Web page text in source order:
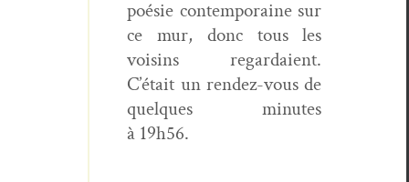
poésie con­tem­po­raine sur
ce mur, donc tous les
voisins regar­daient.
C’était un ren­dez-vous de
quelques min­utes
à 19h56.